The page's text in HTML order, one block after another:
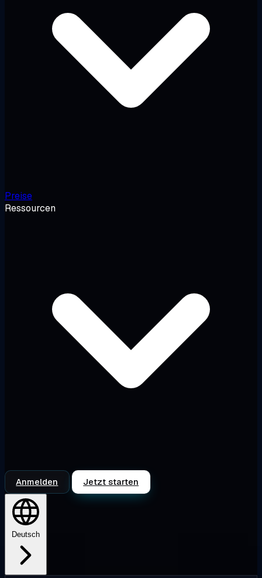
Preise
Ressourcen
Anmelden Jetzt starten
Deutsch